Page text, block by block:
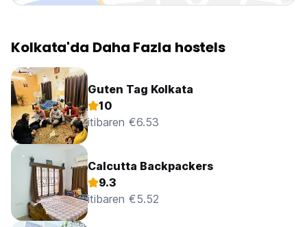
Kolkata'da Daha Fazla hostels
Guten Tag Kolkata
10
itibaren €6.53
Calcutta Backpackers
9.3
itibaren €5.52